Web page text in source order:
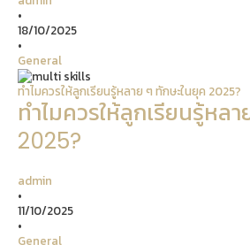
•
18/10/2025
•
General
ทำไมควรให้ลูกเรียนรู้หลาย ๆ ทักษะในยุค 2025?
ทำไมควรให้ลูกเรียนรู้หล
2025?
admin
•
11/10/2025
•
General